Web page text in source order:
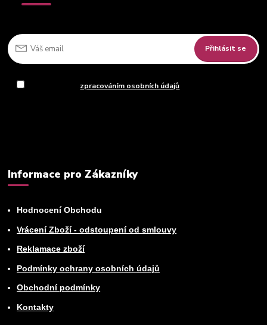
Přihlásit se
zpracováním osobních údajů
Informace pro Zákazníky
Hodnocení Obchodu
Vrácení Zboží - odstoupení od smlouvy
Reklamace zboží
Podmínky ochrany osobních údajů
Obchodní podmínky
Kontakty